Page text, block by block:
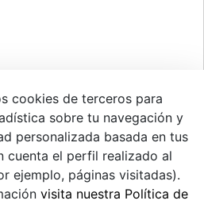
cookies de terceros para
sobre tu navegación y
personalizada basada en tus
cuenta el perfil realizado al
ejemplo, páginas visitadas).
visita nuestra Política de